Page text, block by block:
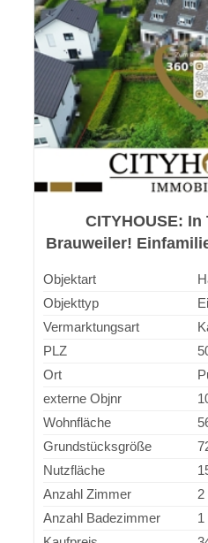
CITYHOUSE:
Brauweiler!
Objektart
Objekttyp
Vermarktungsart
PLZ
Ort
externe Objnr
Wohnfläche
Grundstücksgröße
Nutzfläche
Anzahl Zimmer
2
Anzahl Badezimmer
1